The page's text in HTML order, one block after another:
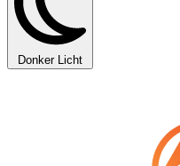
Donker Licht